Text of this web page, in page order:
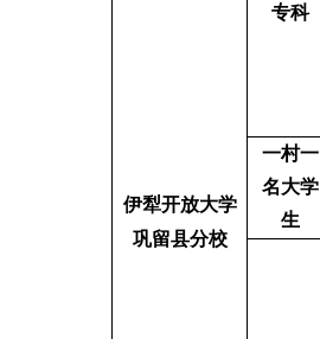
伊犁开放大学
巩留县分校
专科
一村一
名大学
生